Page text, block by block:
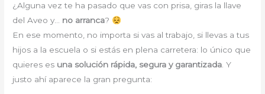
¿Alguna vez te ha pasado que vas con prisa, giras la llave
del Aveo y… no arranca?
En ese momento, no importa si vas al trabajo, si llevas a tus
hijos a la escuela o si estás en plena carretera: lo único que
quieres es una solución rápida, segura y garantizada. Y
justo ahí aparece la gran pregunta: